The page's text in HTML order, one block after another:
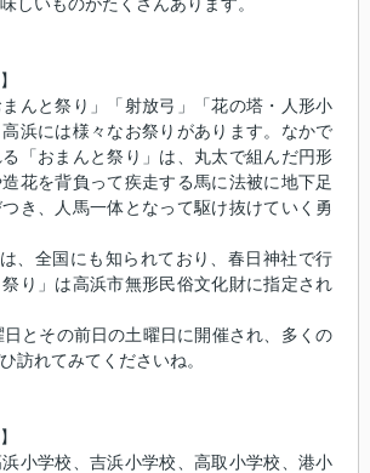
んと祭り」「射放弓」「花の塔・人形小
浜には様々なお祭りがあります。なかで
「おまんと祭り」は、丸太で組んだ円形
花を背負って疾走する馬に法被に地下足
き、人馬一体となって駆け抜けていく勇
、全国にも知られており、春日神社で行
り」は高浜市無形民俗文化財に指定され
とその前日の土曜日に開催され、多くの
訪れてみてくださいね。
小学校、吉浜小学校、高取小学校、港小